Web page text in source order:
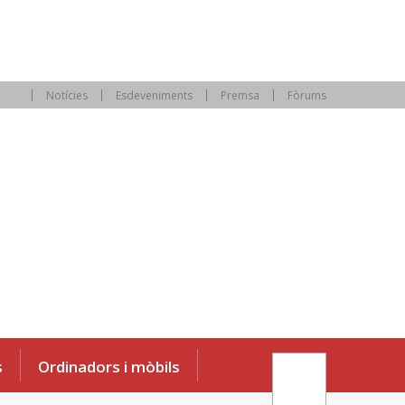
Notícies Esdeveniments Premsa Fòrums
Ordinadors i mòbils